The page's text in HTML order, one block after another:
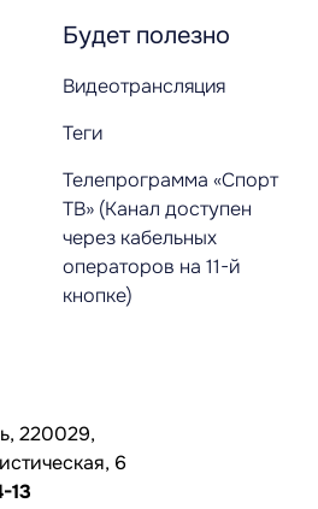
Будет полезно
Видеотрансляция
Теги
Телепрограмма «Спорт
ТВ» (Канал доступен
через кабельных
операторов на 11-й
кнопке)
220029,
6
13